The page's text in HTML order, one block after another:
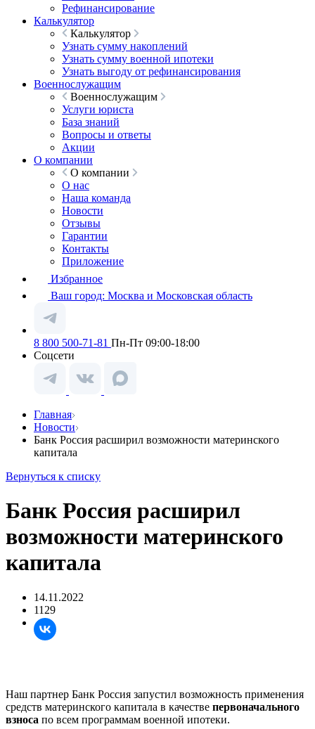
Рефинансирование
Калькулятор
Калькулятор
Узнать сумму накоплений
Узнать сумму военной ипотеки
Узнать выгоду от рефинансирования
Военнослужащим
Военнослужащим
Услуги юриста
База знаний
Вопросы и ответы
Акции
О компании
О компании
О нас
Наша команда
Новости
Отзывы
Гарантии
Контакты
Приложение
Избранное
Ваш город: Москва и Московская область
8 800 500-71-81 Пн-Пт 09:00-18:00
Соцсети
Главная
Новости
Банк Россия расширил возможности материнского
капитала
Вернуться к списку
Банк Россия расширил
возможности материнского
капитала
14.11.2022
1129
Наш партнер Банк Россия запустил возможность применения
средств материнского капитала в качестве первоначального
взноса по всем программам военной ипотеки.